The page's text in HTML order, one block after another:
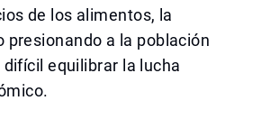
de los alimentos, la
presionando a la población
equilibrar la lucha